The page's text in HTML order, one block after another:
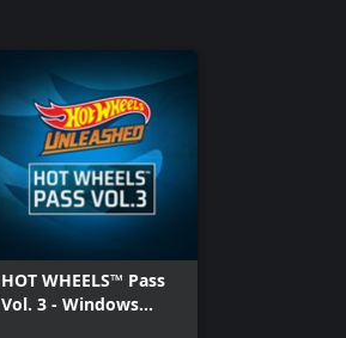
HOT WHEELS™ Pass
Vol. 3 - Windows